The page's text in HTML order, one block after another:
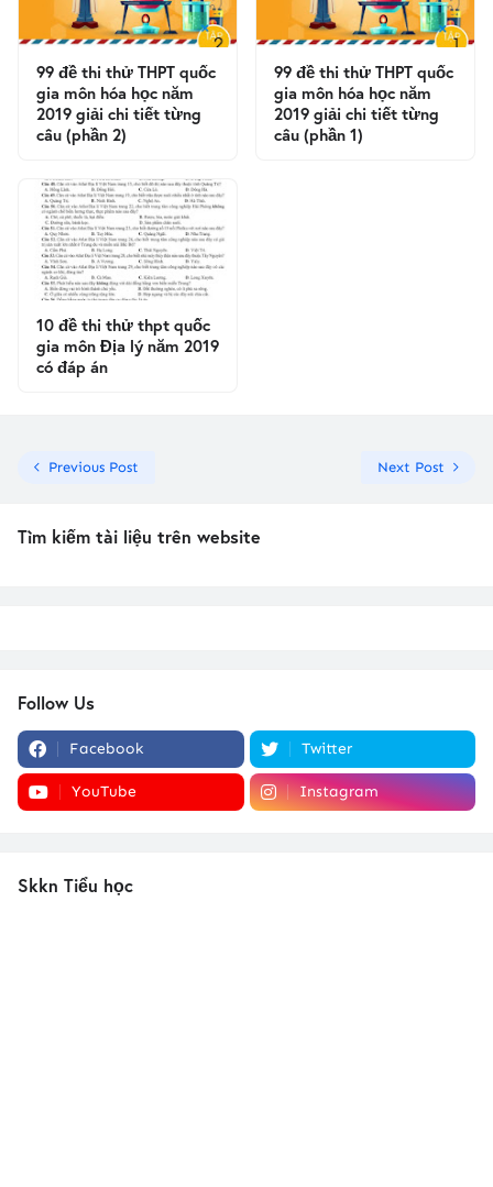
99 đề thi thử THPT quốc
gia môn hóa học năm
2019 giải chi tiết từng
câu (phần 2)
99 đề thi thử THPT quốc
gia môn hóa học năm
2019 giải chi tiết từng
câu (phần 1)
10 đề thi thử thpt quốc
gia môn Địa lý năm 2019
có đáp án
Previous Post Next Post
Tìm kiếm tài liệu trên website
Follow Us
Facebook Twitter
YouTube Instagram
Skkn Tiểu học